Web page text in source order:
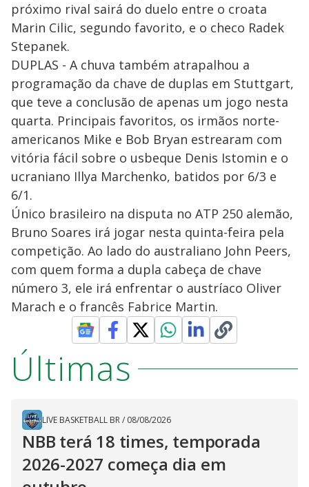
próximo rival sairá do duelo entre o croata
Marin Cilic, segundo favorito, e o checo Radek
Stepanek.
DUPLAS - A chuva também atrapalhou a
programação da chave de duplas em Stuttgart,
que teve a conclusão de apenas um jogo nesta
quarta. Principais favoritos, os irmãos norte-
americanos Mike e Bob Bryan estrearam com
vitória fácil sobre o usbeque Denis Istomin e o
ucraniano Illya Marchenko, batidos por 6/3 e
6/1.
Único brasileiro na disputa no ATP 250 alemão,
Bruno Soares irá jogar nesta quinta-feira pela
competição. Ao lado do australiano John Peers,
com quem forma a dupla cabeça de chave
número 3, ele irá enfrentar o austríaco Oliver
Marach e o francês Fabrice Martin.
Últimas
LIVE BASKETBALL BR/ 08/08/2026
NBB terá 18 times, temporada
2026-2027 começa dia em